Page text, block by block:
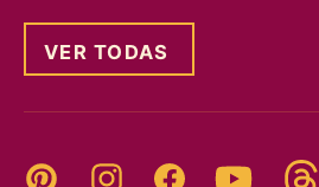
VER TODAS
Pinterest InstagramFacebookYouTube